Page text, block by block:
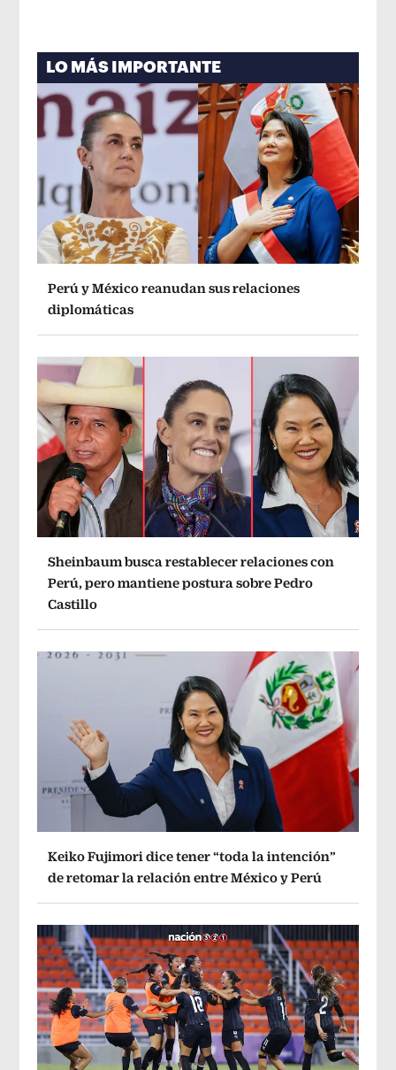
LO MÁS IMPORTANTE
Perú y México reanudan sus relaciones
diplomáticas
Sheinbaum busca restablecer relaciones con
Perú, pero mantiene postura sobre Pedro
Castillo
Keiko Fujimori dice tener “toda la intención”
de retomar la relación entre México y Perú